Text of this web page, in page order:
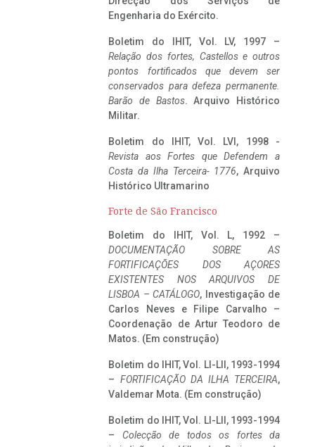
Engenharia do Exército.
Boletim do IHIT, Vol. LV, 1997 –
Relação dos fortes, Castellos e outros
pontos fortificados que devem ser
conservados para defeza permanente.
Barão de Bastos. Arquivo Histórico
Militar.
Boletim do IHIT, Vol. LVI, 1998 -
Revista aos Fortes que Defendem a
Costa da Ilha Terceira- 1776, Arquivo
Histórico Ultramarino
Forte de São Francisco
Boletim do IHIT, Vol. L, 1992 –
DOCUMENTAÇÃO SOBRE AS
FORTIFICAÇÕES DOS AÇORES
EXISTENTES NOS ARQUIVOS DE
LISBOA – CATÁLOGO, Investigação de
Carlos Neves e Filipe Carvalho –
Coordenação de Artur Teodoro de
Matos. (Em construção)
Boletim do IHIT, Vol. LI-LII, 1993-1994
– FORTIFICAÇÃO DA ILHA TERCEIRA,
Valdemar Mota. (Em construção)
Boletim do IHIT, Vol. LI-LII, 1993-1994
– Colecção de todos os fortes da